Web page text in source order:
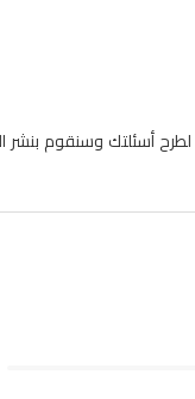
لطرح أسئلتك وسنقوم بنشر